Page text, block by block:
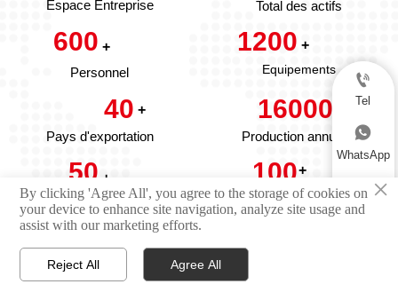
Espace Entreprise
Total des actifs
600 +
Personnel
1200 +
Equipements
40 +
Pays d'exportation
16000
Production annuelle
50 +
Équipe de recherche et
développement
100+
Brevets


Tel

WhatsApp

Email
×
By clicking 'Agree All', you agree to the storage of cookies on
your device to enhance site navigation, analyze site usage and
assist with our marketing efforts.
Reject All Agree All